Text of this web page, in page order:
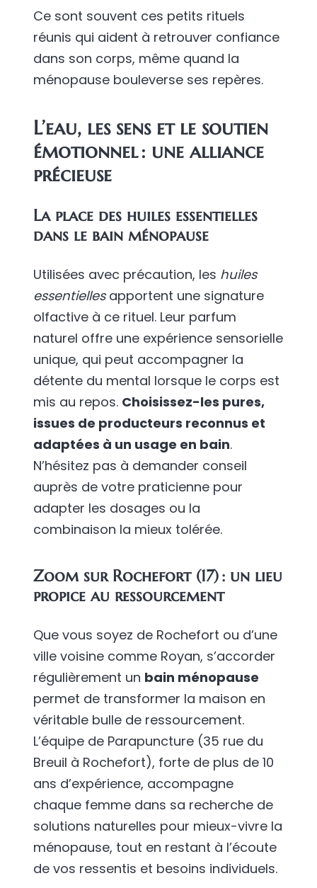
Ce sont souvent ces petits rituels
réunis qui aident à retrouver confiance
dans son corps, même quand la
ménopause bouleverse ses repères.
L’eau, les sens et le soutien
émotionnel : une alliance
précieuse
La place des huiles essentielles
dans le bain ménopause
Utilisées avec précaution, les huiles
essentiellesapportent une signature
olfactive à ce rituel. Leur parfum
naturel offre une expérience sensorielle
unique, qui peut accompagner la
détente du mental lorsque le corps est
mis au repos. Choisissez-les pures,
issues de producteurs reconnus et
adaptées à un usage en bain.
N’hésitez pas à demander conseil
auprès de votre praticienne pour
adapter les dosages ou la
combinaison la mieux tolérée.
Zoom sur Rochefort (17) : un lieu
propice au ressourcement
Que vous soyez de Rochefort ou d’une
ville voisine comme Royan, s’accorder
régulièrement un bain ménopause
permet de transformer la maison en
véritable bulle de ressourcement.
L’équipe de Parapuncture (35 rue du
Breuil à Rochefort), forte de plus de 10
ans d’expérience, accompagne
chaque femme dans sa recherche de
solutions naturelles pour mieux-vivre la
ménopause, tout en restant à l’écoute
de vos ressentis et besoins individuels.